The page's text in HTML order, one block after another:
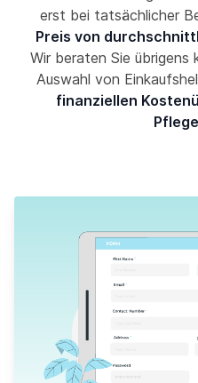
erst bei tatsächlicher
Preis von
Wir beraten Sie
Auswahl von
finanziellen